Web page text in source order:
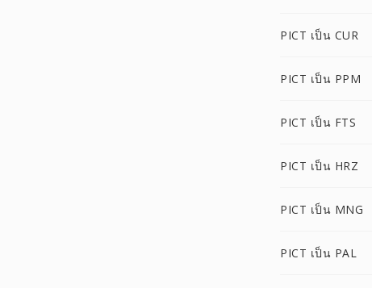
PICT เป็น CUR
PICT เป็น PPM
PICT เป็น FTS
PICT เป็น HRZ
PICT เป็น MNG
PICT เป็น PAL